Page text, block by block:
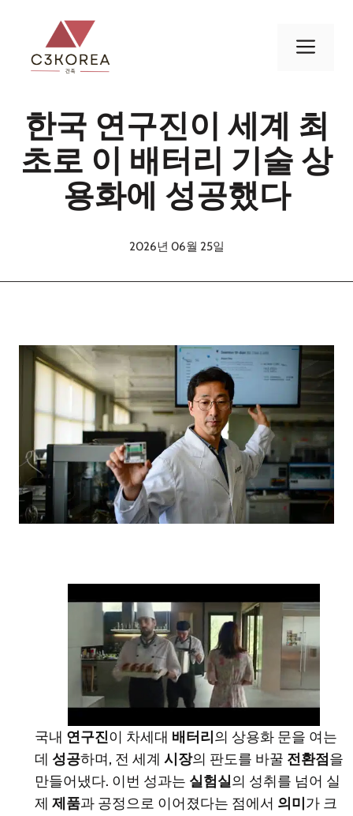
메
한국 연구진이 세계 최
초로 이 배터리 기술 상
용화에 성공했다
2026년 06월 25일
국내 연구진이 차세대 배터리 의 상용화 문을 여는
데 성공하며, 전 세계 시장의 판도를 바꿀 전환점 을
만들어냈다. 이번 성과는 실험실의 성취를 넘어 실
제 제품과 공정으로 이어졌다는 점에서 의미 가 크